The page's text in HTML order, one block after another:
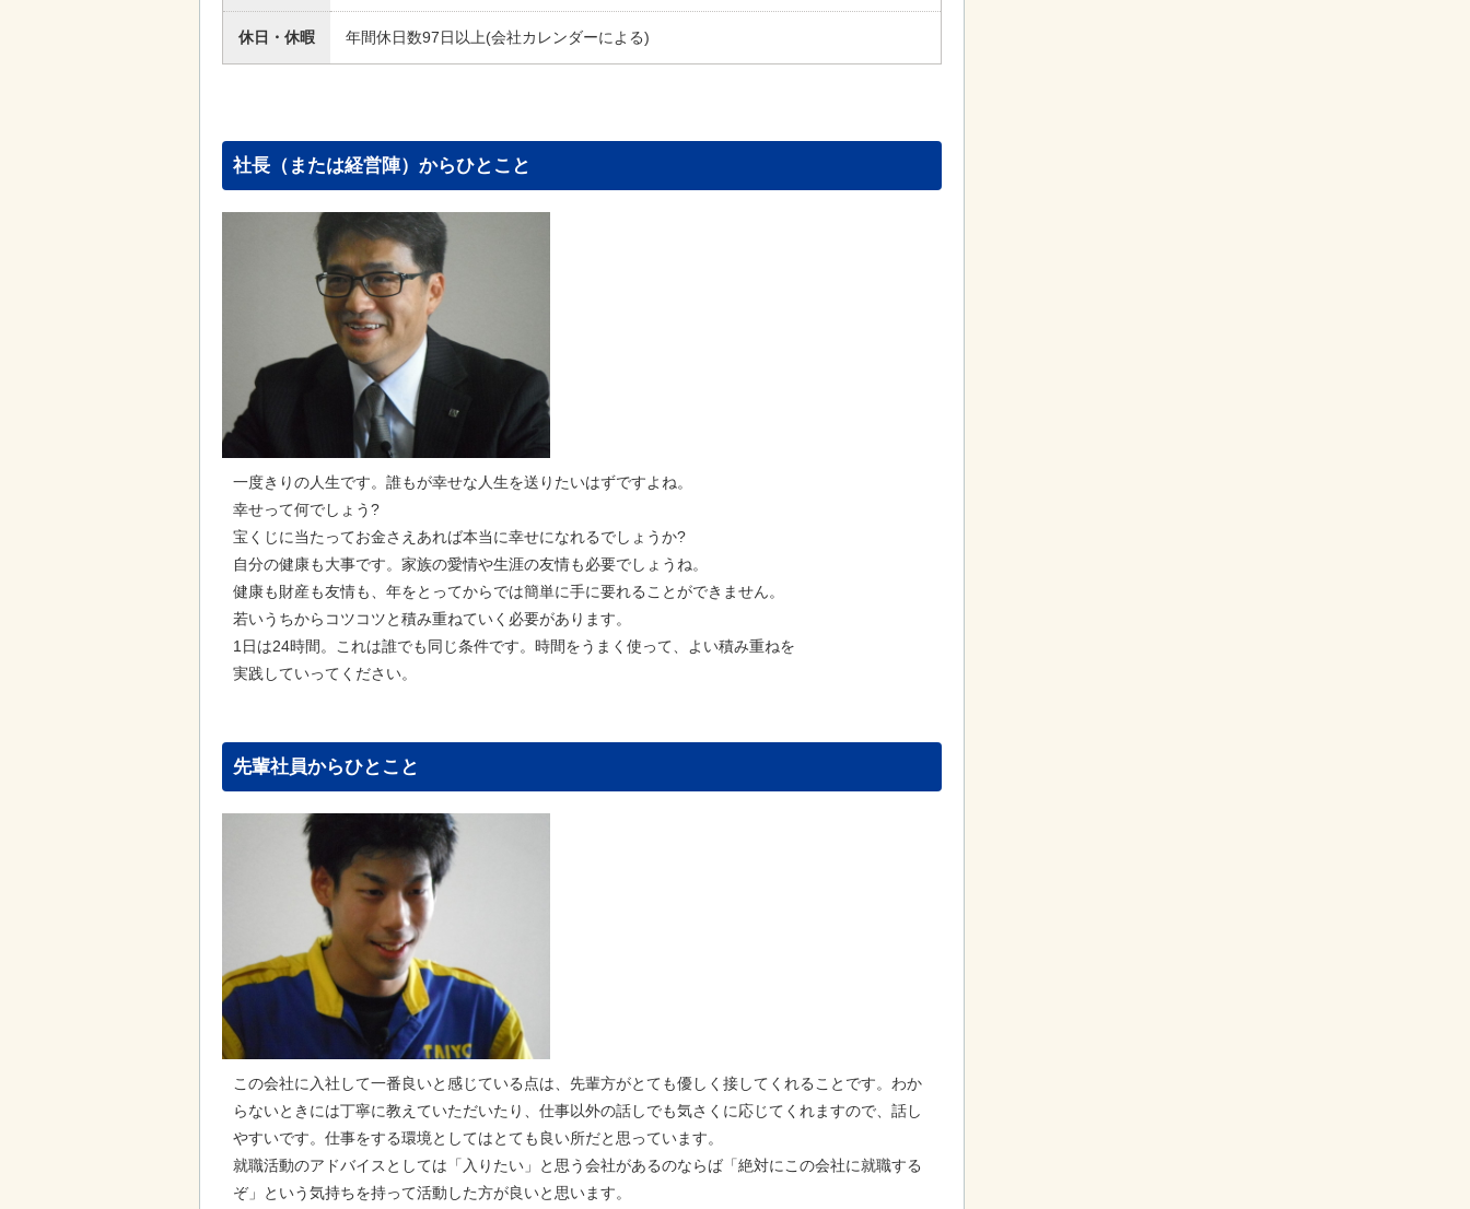
休日・休暇 年間休日数97日以上(会社カレンダーによる)
社長（または経営陣）からひとこと
一度きりの人生です。誰もが幸せな人生を送りたいはずですよね。
幸せって何でしょう?
宝くじに当たってお金さえあれば本当に幸せになれるでしょうか?
自分の健康も大事です。家族の愛情や生涯の友情も必要でしょうね。
健康も財産も友情も、年をとってからでは簡単に手に要れることができません。
若いうちからコツコツと積み重ねていく必要があります。
1日は24時間。これは誰でも同じ条件です。時間をうまく使って、よい積み重ねを
実践していってください。
先輩社員からひとこと
この会社に入社して一番良いと感じている点は、先輩方がとても優しく接してくれることです。わか
らないときには丁寧に教えていただいたり、仕事以外の話しでも気さくに応じてくれますので、話し
やすいです。仕事をする環境としてはとても良い所だと思っています。
就職活動のアドバイスとしては「入りたい」と思う会社があるのならば「絶対にこの会社に就職する
ぞ」という気持ちを持って活動した方が良いと思います。